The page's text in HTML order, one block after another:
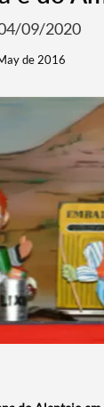
09/2020
de 2016